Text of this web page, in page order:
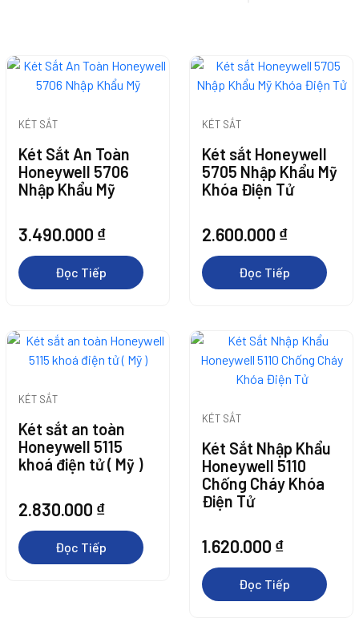
Thêm Vào Giỏ
Thêm Vào Giỏ
Hàng
Thêm Vào Giỏ
Hàng
Thêm Vào Giỏ
Thêm Vào Giỏ Thêm Vào Giỏ
Thêm Vào Giỏ
Hàng Hàng
Thêm Vào Giỏ Thêm Vào Giỏ
Thêm Vào Giỏ
Hàng Hàng
Thêm Vào Giỏ
Thêm Vào Giỏ
Thêm Vào Giỏ
Hàng Hàng
KÉT SẮT
Két Sắt An Toàn
Honeywell 5706
Nhập Khẩu Mỹ
3.490.000 ₫
Đọc Tiếp
KÉT SẮT
Két sắt Honeywell
5705 Nhập Khẩu Mỹ
Khóa Điện Tử
2.600.000 ₫
Đọc Tiếp
KÉT SẮT
Két sắt an toàn
Honeywell 5115
khoá điện tử ( Mỹ )
2.830.000 ₫
Đọc Tiếp
KÉT SẮT
Két Sắt Nhập Khẩu
Honeywell 5110
Chống Cháy Khóa
Điện Tử
1.620.000 ₫
Đọc Tiếp